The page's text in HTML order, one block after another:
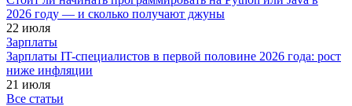
2026 году — и сколько получают джуны
22 июля
Зарплаты
Зарплаты IT-специалистов в первой половине 2026 года: рост
ниже инфляции
21 июля
Все статьи